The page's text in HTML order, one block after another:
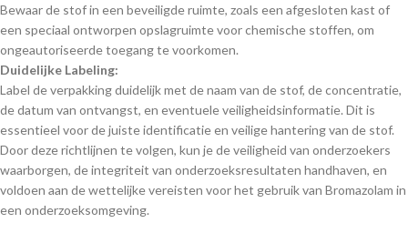
Bewaar de stof in een beveiligde ruimte, zoals een afgesloten kast of
een speciaal ontworpen opslagruimte voor chemische stoffen, om
ongeautoriseerde toegang te voorkomen.
Duidelijke Labeling:
Label de verpakking duidelijk met de naam van de stof, de concentratie,
de datum van ontvangst, en eventuele veiligheidsinformatie. Dit is
essentieel voor de juiste identificatie en veilige hantering van de stof.
Door deze richtlijnen te volgen, kun je de veiligheid van onderzoekers
waarborgen, de integriteit van onderzoeksresultaten handhaven, en
voldoen aan de wettelijke vereisten voor het gebruik van Bromazolam in
een onderzoeksomgeving.